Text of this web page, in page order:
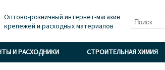
Оптово-розничный интернет-магазин
крепежей и расходных материалов
И РАСХОДНИКИ СТРОИТЕЛЬНАЯ ХИМИЯ